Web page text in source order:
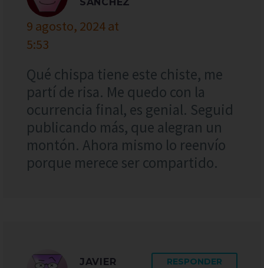
9 agosto, 2024 at
5:53
Qué chispa tiene este chiste, me
partí de risa. Me quedo con la
ocurrencia final, es genial. Seguid
publicando más, que alegran un
montón. Ahora mismo lo reenvío
porque merece ser compartido.
JAVIER RESPONDER